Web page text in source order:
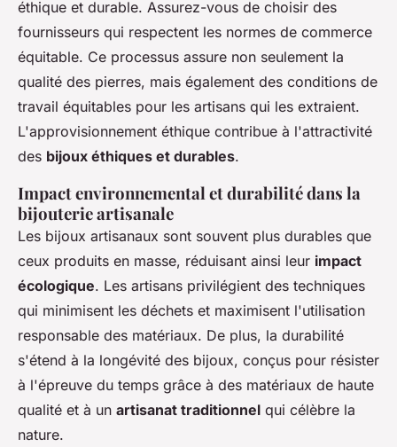
éthique et durable. Assurez-vous de choisir des
fournisseurs qui respectent les normes de commerce
équitable. Ce processus assure non seulement la
qualité des pierres, mais également des conditions de
travail équitables pour les artisans qui les extraient.
L'approvisionnement éthique contribue à l'attractivité
des bijoux éthiques et durables.
Impact environnemental et durabilité dans la
bijouterie artisanale
Les bijoux artisanaux sont souvent plus durables que
ceux produits en masse, réduisant ainsi leur impact
écologique. Les artisans privilégient des techniques
qui minimisent les déchets et maximisent l'utilisation
responsable des matériaux. De plus, la durabilité
s'étend à la longévité des bijoux, conçus pour résister
à l'épreuve du temps grâce à des matériaux de haute
qualité et à un artisanat traditionnel qui célèbre la
nature.